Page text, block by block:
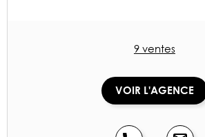
9 ventes
VOIR L'AGENCE